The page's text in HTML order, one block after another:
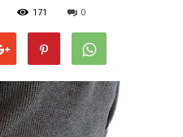
171 0